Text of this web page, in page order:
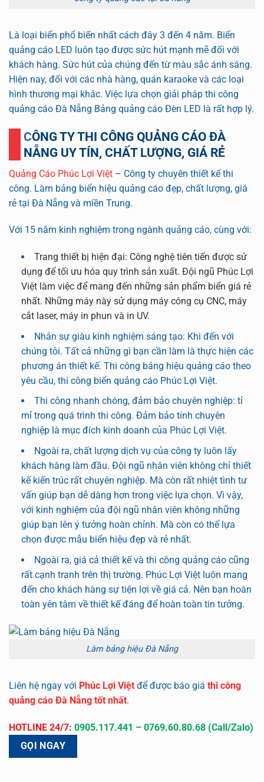
Là loại biển phổ biến nhất cách đây 3 đến 4 năm. Biển
quảng cáo LED luôn tạo được sức hút mạnh mẽ đối với
khách hàng. Sức hút của chúng đến từ màu sắc ánh sáng.
Hiện nay, đối với các nhà hàng, quán karaoke và các loại
hình thương mại khác. Việc lựa chọn giải pháp thi công
quảng cáo Đà Nẵng Bảng quảng cáo Đèn LED là rất hợp lý.
CÔNG TY THI CÔNG QUẢNG CÁO ĐÀ
NẴNG UY TÍN, CHẤT LƯỢNG, GIÁ RẺ
Quảng Cáo Phúc Lợi Việt – Công ty chuyên thiết kế thi
công. Làm bảng biển hiệu quảng cáo đẹp, chất lượng, giá
rẻ tại Đà Nẵng và miền Trung.
Với 15 năm kinh nghiệm trong ngành quảng cáo, cùng với:
Trang thiết bị hiện đại: Công nghệ tiên tiến được sử
dụng để tối ưu hóa quy trình sản xuất. Đội ngũ Phúc Lợi
Việt làm việc để mang đến những sản phẩm biển giá rẻ
nhất. Những máy này sử dụng máy công cụ CNC, máy
cắt laser, máy in phun và in UV.
Nhân sự giàu kinh nghiệm sáng tạo: Khi đến với
chúng tôi. Tất cả những gì bạn cần làm là thực hiện các
phương án thiết kế. Thi công bảng hiệu quảng cáo theo
yêu cầu, thi công biển quảng cáo Phúc Lợi Việt.
Thi công nhanh chóng, đảm bảo chuyên nghiệp: tỉ
mỉ trong quá trình thi công. Đảm bảo tính chuyên
nghiệp là mục đích kinh doanh của Phúc Lợi Việt.
Ngoài ra, chất lượng dịch vụ của công ty luôn lấy
khách hàng làm đầu. Đội ngũ nhân viên không chỉ thiết
kế kiến ​​trúc rất chuyên nghiệp. Mà còn rất nhiệt tình tư
vấn giúp bạn dễ dàng hơn trong việc lựa chọn. Vì vậy,
với kinh nghiệm của đội ngũ nhân viên không những
giúp bạn lên ý tưởng hoàn chỉnh. Mà còn có thể lựa
chọn được mẫu biển hiệu đẹp và rẻ nhất.
Ngoài ra, giá cả thiết kế và thi công quảng cáo cũng
rất cạnh tranh trên thị trường. Phúc Lợi Việt luôn mang
đến cho khách hàng sự tiện lợi về giá cả. Nên bạn hoàn
toàn yên tâm về thiết kế đáng để hoàn toàn tin tưởng.
Làm bảng hiệu Đà Nẵng
Liên hệ ngay với Phúc Lợi Việt để được báo giá thi công
quảng cáo Đà Nẵng tốt nhất.
HOTLINE 24/7: 0905.117.441 – 0769.60.80.68 (Call/Zalo)
GỌI NGAY